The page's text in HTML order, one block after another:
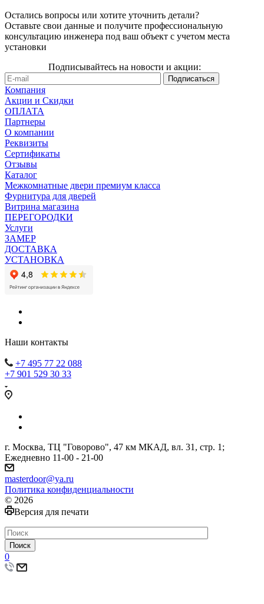
Остались вопросы или хотите уточнить детали?
Оставьте свои данные и получите профессиональную
консультацию инженера под ваш объект с учетом места
установки
Подписывайтесь на новости и акции:
Компания
Акции и Скидки
ОПЛАТА
Партнеры
О компании
Реквизиты
Сертификаты
Отзывы
Каталог
Межкомнатные двери премиум класса
Фурнитура для дверей
Витрина магазина
ПЕРЕГОРОДКИ
Услуги
ЗАМЕР
ДОСТАВКА
УСТАНОВКА
Наши контакты
+7 495 77 22 088
+7 901 529 30 33
г. Москва, ТЦ "Говорово", 47 км МКАД, вл. 31, стр. 1;
Ежедневно 11-00 - 21-00
masterdoor@ya.ru
Политика конфиденциальности
© 2026
Версия для печати
Поиск
0